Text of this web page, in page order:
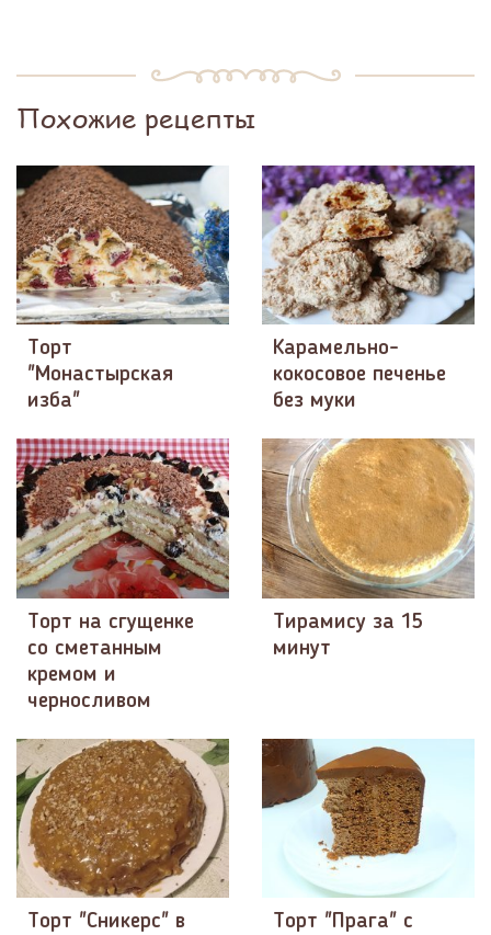
Похожие рецепты
Торт
"Монастырская
изба"
Карамельно-
кокосовое печенье
без муки
Торт на сгущенке
со сметанным
кремом и
черносливом
Тирамису за 15
минут
Торт "Сникерс" в
Торт "Прага" с